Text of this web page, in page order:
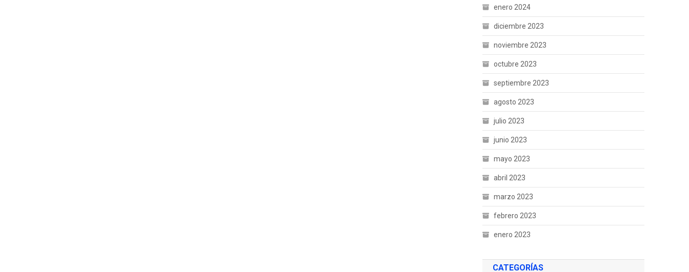
enero 2024
diciembre 2023
noviembre 2023
octubre 2023
septiembre 2023
agosto 2023
julio 2023
junio 2023
mayo 2023
abril 2023
marzo 2023
febrero 2023
enero 2023
CATEGORÍAS